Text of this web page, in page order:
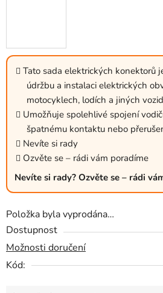
Tato sada elektrických konektorů
údržbu a instalaci elektrických
motocyklech, lodích a jiných
Umožňuje spolehlivé spojení
špatnému kontaktu nebo
Nevíte si rady
Ozvěte se – rádi vám poradíme
Nevíte si rady? Ozvěte se – rádi
Položka byla vyprodána…
Dostupnost
Možnosti doručení
Kód: